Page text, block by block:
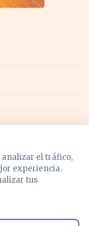
mercados,
el tráfico,
experiencia.
tus